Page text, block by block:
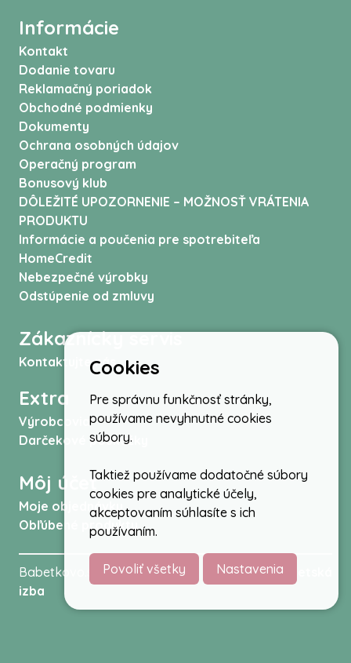
Informácie
Kontakt
Dodanie tovaru
Reklamačný poriadok
Obchodné podmienky
Dokumenty
Ochrana osobných údajov
Operačný program
Bonusový klub
DÔLEŽITÉ UPOZORNENIE – MOŽNOSŤ VRÁTENIA
PRODUKTU
Informácie a poučenia pre spotrebiteľa
HomeCredit
Nebezpečné výrobky
Odstúpenie od zmluvy
Zákaznícky servis
Kontaktujte nás
Extra
Výrobcovia
Darčekové poukážky
Môj účet
Moje objednávky
Obľúbené produkty
Babetkovo.sk © 2026 -Kočíky autosedačky,
izba
Cookies
Pre správnu funkčnosť stránky,
používame nevyhnutné cookies
súbory.
Taktiež používame dodatočné súbory
cookies pre analytické účely,
akceptovaním súhlasíte s ich
používaním.
Povoliť všetky Nastavenia